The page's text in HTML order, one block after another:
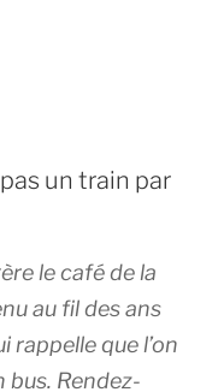
un train par
le café de la
au fil des ans
rappelle que l’on
bus. Rendez-